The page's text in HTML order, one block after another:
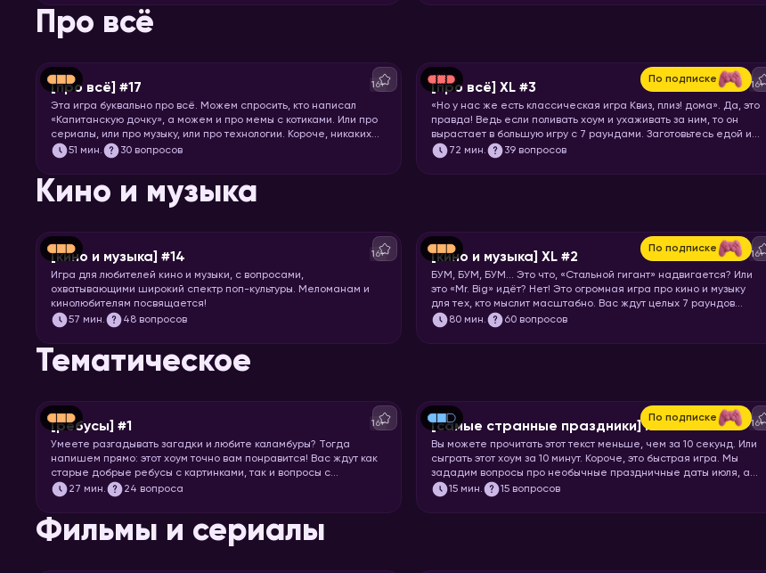
Про всё
[про всё] #17 16+
Эта игра буквально про всё. Можем спросить, кто написал
«Капитанскую дочку», а можем и про мемы с котиками. Или про
сериалы, или про музыку, или про технологии. Короче, никаких
специфических знаний не требуется! Только вы и ваше
51 мин. 30 вопросов
По подписке
[про всё] XL #3 16+
«Но у нас же есть классическая игра Квиз, плиз! дома». Да, это
правда! Ведь если поливать хоум и ухаживать за ним, то он
вырастает в большую игру с 7 раундами. Заготовьтесь едой и
запускайте хоумище!
72 мин. 39 вопросов
Кино и музыка
[кино и музыка] #14 16+
Игра для любителей кино и музыки, с вопросами,
охватывающими широкий спектр поп-культуры. Меломанам и
кинолюбителям посвящается!
57 мин. 48 вопросов
По подписке
[кино и музыка] XL #2 16+
БУМ, БУМ, БУМ… Это что, «Стальной гигант» надвигается? Или
это «Mr. Big» идёт? Нет! Это огромная игра про кино и музыку
для тех, кто мыслит масштабно. Вас ждут целых 7 раундов
песен, клипов, отрывков из фильмов, сериалов и мультфильмов.
80мин. 60 вопросов
Тематическое
[ребусы] #1 16+
Умеете разгадывать загадки и любите каламбуры? Тогда
напишем прямо: этот хоум точно вам понравится! Вас ждут как
старые добрые ребусы с картинками, так и вопросы с
визуальными подсказками. Вспоминайте, что означает
27 мин. 24 вопроса
По подписке
[самые странные праздники] июль 16+
Вы можете прочитать этот текст меньше, чем за 10 секунд. Или
сыграть этот хоум за 10 минут. Короче, это быстрая игра. Мы
зададим вопросы про необычные праздничные даты июля, а
ваша задача отгадать название или особенности этих
15мин. 15 вопросов
Фильмы и сериалы